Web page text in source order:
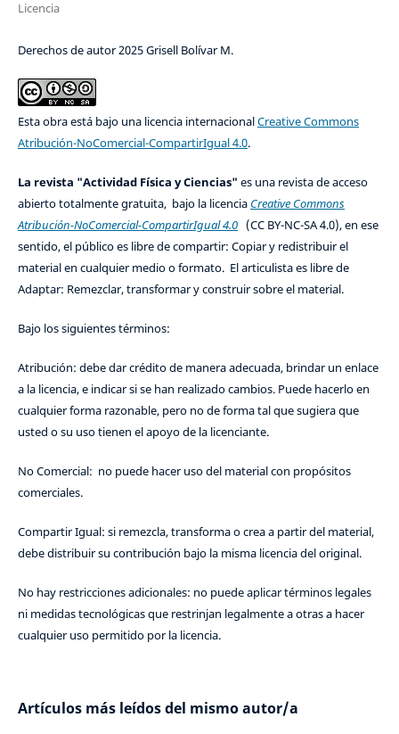
Licencia
Derechos de autor 2025 Grisell Bolívar M.
Esta obra está bajo una licencia internacionalCreative Commons
Atribución-NoComercial-CompartirIgual 4.0.
La revista "Actividad Física y Ciencias" es una revista de acceso
abierto totalmente gratuita, bajo la licencia Creative Commons
Atribución-NoComercial-CompartirIgual 4.0(CC BY-NC-SA 4.0), en ese
sentido, el público es libre de compartir: Copiar y redistribuir el
material en cualquier medio o formato. El articulista es libre de
Adaptar: Remezclar, transformar y construir sobre el material.
Bajo los siguientes términos:
Atribución: debe dar crédito de manera adecuada, brindar un enlace
a la licencia, e indicar si se han realizado cambios. Puede hacerlo en
cualquier forma razonable, pero no de forma tal que sugiera que
usted o su uso tienen el apoyo de la licenciante.
No Comercial: no puede hacer uso del material con propósitos
comerciales.
Compartir Igual: si remezcla, transforma o crea a partir del material,
debe distribuir su contribución bajo la misma licencia del original.
No hay restricciones adicionales: no puede aplicar términos legales
ni medidas tecnológicas que restrinjan legalmente a otras a hacer
cualquier uso permitido por la licencia.
Artículos más leídos del mismo autor/a